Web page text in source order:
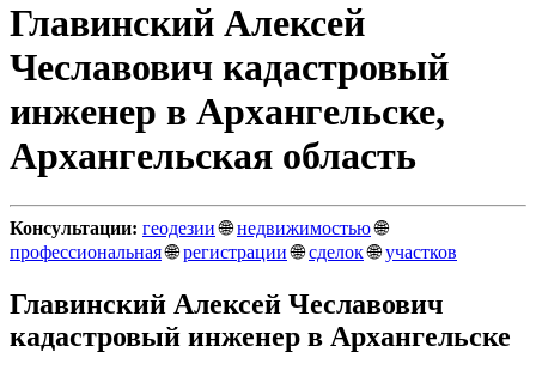
Главинский Алексей
Чеславович кадастровый
инженер в Архангельске,
Архангельская область
Консультации: геодезии🌐недвижимостью🌐
профессиональная🌐регистрации🌐сделок🌐участков
Главинский Алексей Чеславович
кадастровый инженер в Архангельске